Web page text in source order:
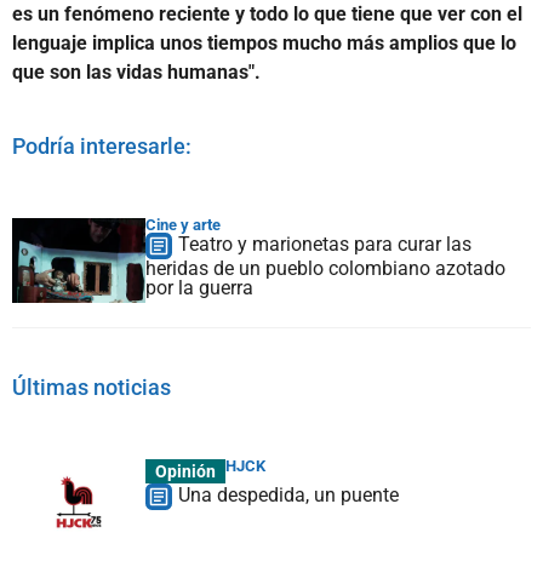
es un fenómeno reciente y todo lo que tiene que ver con el
lenguaje implica unos tiempos mucho más amplios que lo
que son las vidas humanas".
Podría interesarle:
Cine y arte
Teatro y marionetas para curar las
heridas de un pueblo colombiano azotado
por la guerra
Últimas noticias
Opinión HJCK
Una despedida, un puente